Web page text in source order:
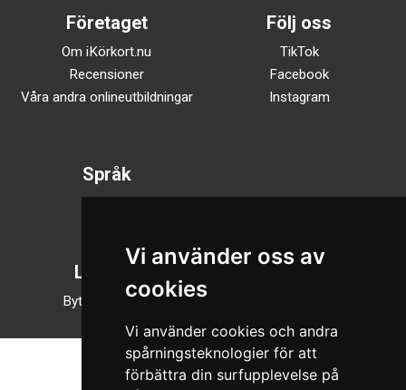
Vi använder oss av
cookies
Vi använder cookies och andra
spårningsteknologier för att
förbättra din surfupplevelse på
Företaget
Om iKörkort.nu
Recensioner
Våra andra onlineutbildningar
Följ oss
TikTok
Facebook
Instagram
Språk
Läsläge
Byt till nattläge